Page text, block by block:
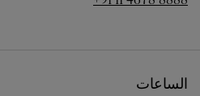
الساعات